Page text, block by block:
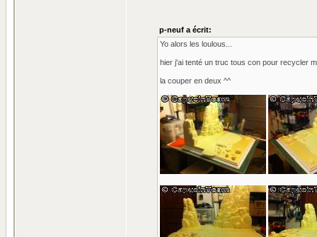
p-neuf a écrit:
Yo alors les loulous...
hier j'ai tenté un truc tous con pour recycler
la couper en deux ^^